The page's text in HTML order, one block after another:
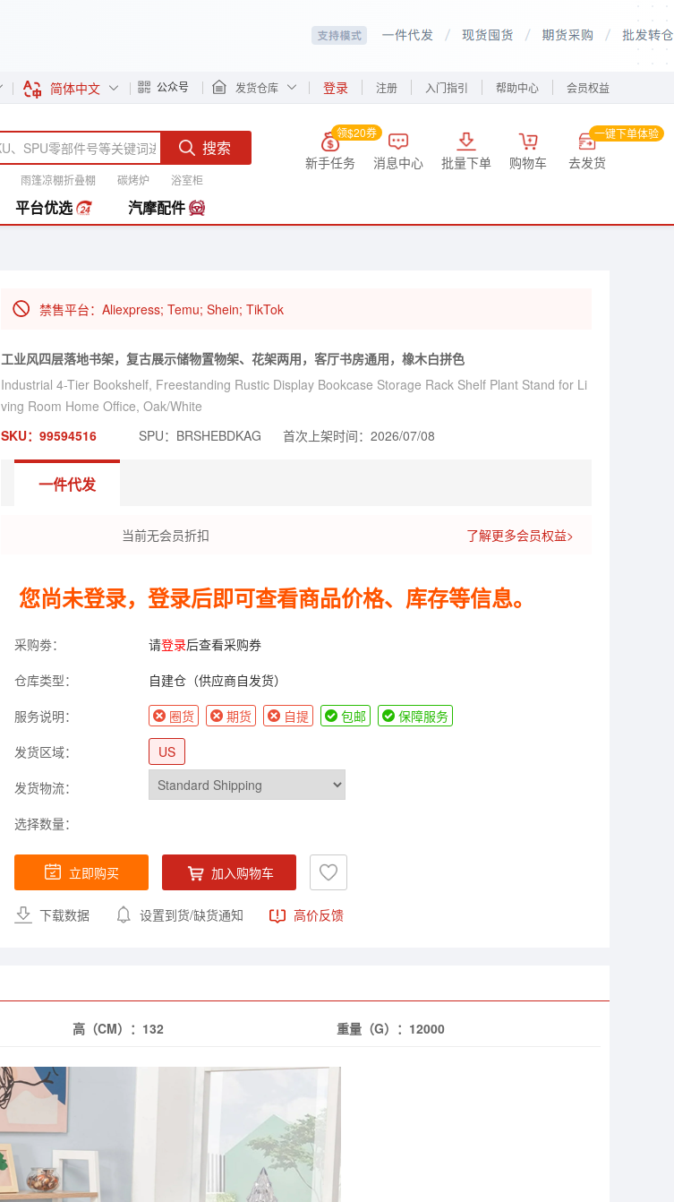
简体中文 公众号 发货仓库 登录 注册 入门指引 帮助中心 会员权益
搜索
雨篷凉棚折叠棚 碳烤炉
浴室柜
新手任务
领$20券
消息中心 批量下单 购物车 去发货
一键下单体验
平台优选 汽摩配件
禁售平台：Aliexpress; Temu; Shein; TikTok
工业风四层落地书架，复古展示储物置物架、花架两用，客厅书房通用，橡木白拼色
Industrial 4-Tier Bookshelf, Freestanding Rustic Display Bookcase Storage Rack Shelf Plant Stand for Li
ving Room Home Office, Oak/White
SKU：99594516
SPU：BRSHEBDKAG 首次上架时间：2026/07/08
一件代发
当前无会员折扣 了解更多会员权益>
您尚未登录，登录后即可查看商品价格、库存等信息。
采购劵： 请登录后查看采购券
仓库类型：
自建仓（供应商自发货）
服务说明：
圈货 期货 自提 包邮
保障服务
发货区域：
US
发货物流：
选择数量：
立即购买 加入购物车
下载数据 设置到货/缺货通知 高价反馈
高（CM）： 132 重量（G）： 12000